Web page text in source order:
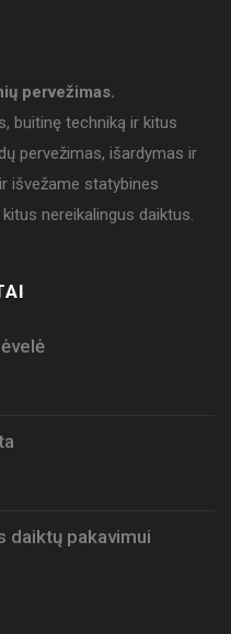
pervežimas.
buitinę techniką ir kitus
pervežimas, išardymas ir
išvežame statybines
nereikalingus daiktus.
daiktų pakavimui